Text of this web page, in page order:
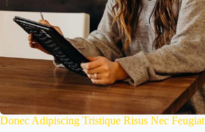
Donec Adipiscing Tristique Risus Nec Feugiat